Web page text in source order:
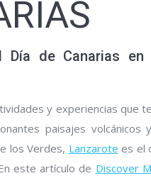
Día de Canarias
y experiencias que
paisajes
los Verdes, Lanzarote es el
este artículo de Discover